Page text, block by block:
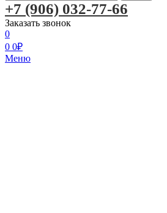
+7 (906) 032-77-66
Заказать звонок
0
0 0₽
Меню